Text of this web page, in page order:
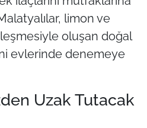
limon ve
oluşan doğal
evlerinde denemeye
Uzak Tutacak